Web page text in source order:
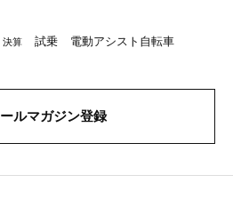
決算 試乗 電動アシスト自転車
ルマガジン登録